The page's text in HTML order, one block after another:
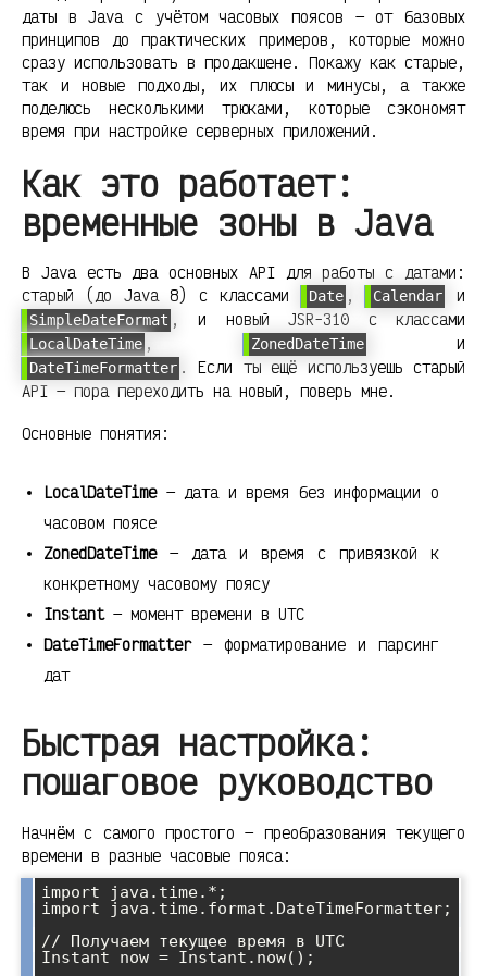
даты в Java с учётом часовых поясов — от базовых
принципов до практических примеров, которые можно
сразу использовать в продакшене. Покажу как старые,
так и новые подходы, их плюсы и минусы, а также
поделюсь несколькими трюками, которые сэкономят
время при настройке серверных приложений.
Как это работает:
временные зоны в Java
В Java есть два основных API для работы с датами:
старый (до Java 8) с классами
Date , Calendar и
SimpleDateFormat , и новый JSR-310 с классами
LocalDateTime , ZonedDateTime и
DateTimeFormatter . Если ты ещё используешь старый
API — пора переходить на новый, поверь мне.
Основные понятия:
LocalDateTime— дата и время без информации о
часовом поясе
ZonedDateTime— дата и время с привязкой к
конкретному часовому поясу
Instant— момент времени в UTC
DateTimeFormatter— форматирование и парсинг
дат
Быстрая настройка:
пошаговое руководство
Начнём с самого простого — преобразования текущего
времени в разные часовые пояса:
import java.time.*;
import java.time.format.DateTimeFormatter;
// Получаем текущее время в UTC
Instant now = Instant.now();